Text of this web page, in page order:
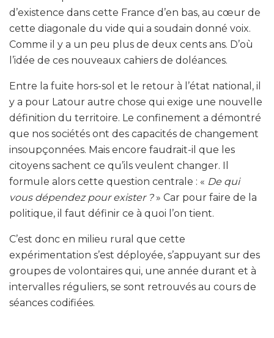
d’existence dans cette France d’en bas, au cœur de
cette diagonale du vide qui a soudain donné voix.
Comme il y a un peu plus de deux cents ans. D’où
l’idée de ces nouveaux cahiers de doléances.
Entre la fuite hors-sol et le retour à l’état national, il
y a pour Latour autre chose qui exige une nouvelle
définition du territoire. Le confinement a démontré
que nos sociétés ont des capacités de changement
insoupçonnées. Mais encore faudrait-il que les
citoyens sachent ce qu’ils veulent changer. Il
formule alors cette question centrale : « De qui
vous dépendez pour exister ?» Car pour faire de la
politique, il faut définir ce à quoi l’on tient.
C’est donc en milieu rural que cette
expérimentation s’est déployée, s’appuyant sur des
groupes de volontaires qui, une année durant et à
intervalles réguliers, se sont retrouvés au cours de
séances codifiées.